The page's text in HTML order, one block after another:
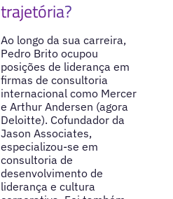
trajetória?
Ao longo da sua carreira,
Pedro Brito ocupou
posições de liderança em
firmas de consultoria
internacional como Mercer
e Arthur Andersen (agora
Deloitte). Cofundador da
Jason Associates,
especializou-se em
consultoria de
desenvolvimento de
liderança e cultura